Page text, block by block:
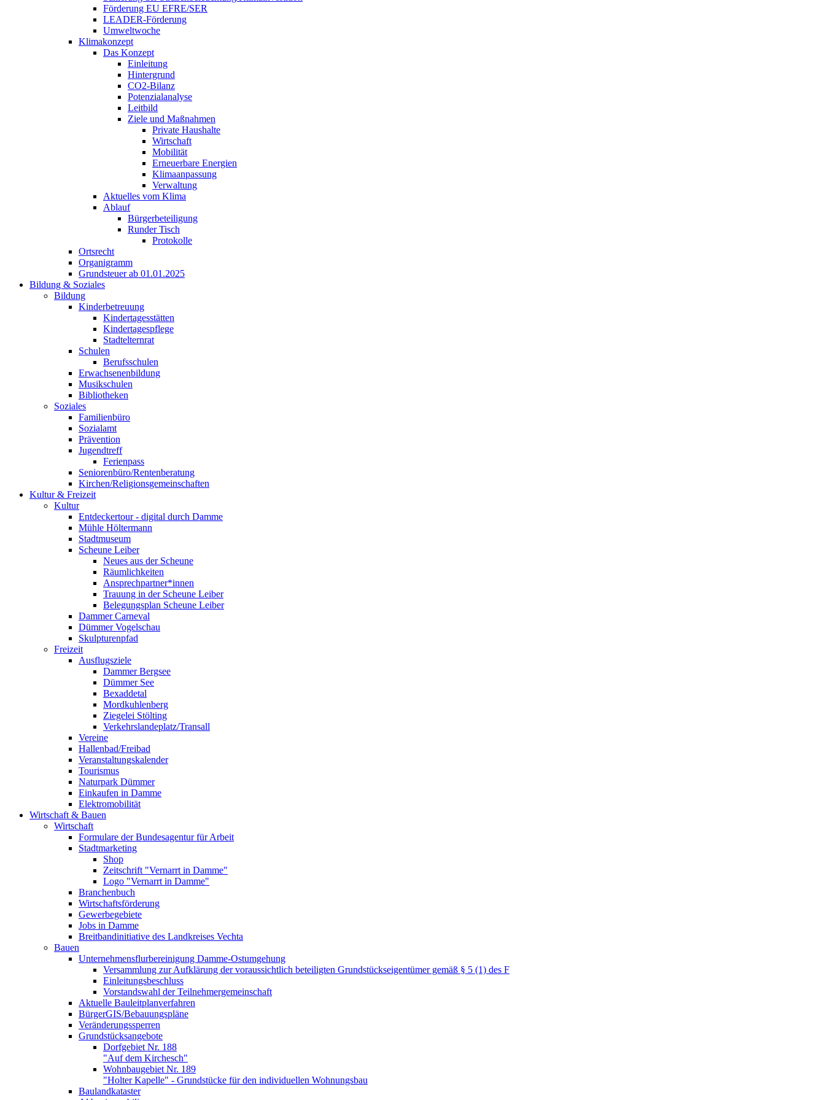
Förderung EU EFRE/SER
LEADER-Förderung
Umweltwoche
Klimakonzept
Das Konzept
Einleitung
Hintergrund
CO2-Bilanz
Potenzialanalyse
Leitbild
Ziele und Maßnahmen
Private Haushalte
Wirtschaft
Mobilität
Erneuerbare Energien
Klimaanpassung
Verwaltung
Aktuelles vom Klima
Ablauf
Bürgerbeteiligung
Runder Tisch
Protokolle
Ortsrecht
Organigramm
Grundsteuer ab 01.01.2025
Bildung & Soziales
Bildung
Kinderbetreuung
Kindertagesstätten
Kindertagespflege
Stadtelternrat
Schulen
Berufsschulen
Erwachsenenbildung
Musikschulen
Bibliotheken
Soziales
Familienbüro
Sozialamt
Prävention
Jugendtreff
Ferienpass
Seniorenbüro/Rentenberatung
Kirchen/Religionsgemeinschaften
Kultur & Freizeit
Kultur
Entdeckertour - digital durch Damme
Mühle Höltermann
Stadtmuseum
Scheune Leiber
Neues aus der Scheune
Räumlichkeiten
Ansprechpartner*innen
Trauung in der Scheune Leiber
Belegungsplan Scheune Leiber
Dammer Carneval
Dümmer Vogelschau
Skulpturenpfad
Freizeit
Ausflugsziele
Dammer Bergsee
Dümmer See
Bexaddetal
Mordkuhlenberg
Ziegelei Stölting
Verkehrslandeplatz/Transall
Vereine
Hallenbad/Freibad
Veranstaltungskalender
Tourismus
Naturpark Dümmer
Einkaufen in Damme
Elektromobilität
Wirtschaft & Bauen
Wirtschaft
Formulare der Bundesagentur für Arbeit
Stadtmarketing
Shop
Zeitschrift "Vernarrt in Damme"
Logo "Vernarrt in Damme"
Branchenbuch
Wirtschaftsförderung
Gewerbegebiete
Jobs in Damme
Breitbandinitiative des Landkreises Vechta
Bauen
Unternehmensflurbereinigung Damme-Ostumgehung
Versammlung zur Aufklärung der voraussichtlich beteiligten Grundstückseigentümer gemäß § 5 (1) des F
Einleitungsbeschluss
Vorstandswahl der Teilnehmergemeinschaft
Aktuelle Bauleitplanverfahren
BürgerGIS/Bebauungspläne
Veränderungssperren
Grundstücksangebote
Dorfgebiet Nr. 188
"Auf dem Kirchesch"
Wohnbaugebiet Nr. 189
"Holter Kapelle" - Grundstücke für den individuellen Wohnungsbau
Baulandkataster